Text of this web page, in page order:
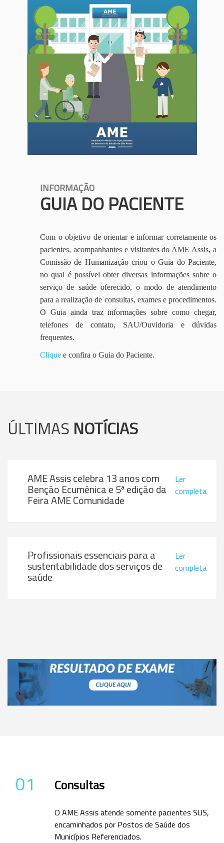
INFORMAÇÃO
GUIA DO PACIENTE
Com o objetivo de orientar e informar corretamente os
pacientes, acompanhantes e visitantes do AME Assis, a
Comissão de Humanização criou o Guia do Paciente,
no qual é possível obter diversas informações sobre o
serviço de saúde oferecido, o modo de atendimento
para a realização de consultas, exames e procedimentos.
O Guia ainda traz informações sobre como chegar,
telefones de contato, SAU/Ouvidoria e dúvidas
frequentes.
Clique e confira o Guia do Paciente.
ÚLTIMAS NOTÍCIAS
AME Assis celebra 13 anos com
Benção Ecumênica e 5ª edição da
Feira AME Comunidade
Ler
completa
Profissionais essenciais para a
sustentabilidade dos serviços de
saúde
Ler
completa
01 Consultas
O AME Assis atende somente pacientes SUS,
encaminhados por Postos de Saúde dos
Municípios Referenciados.